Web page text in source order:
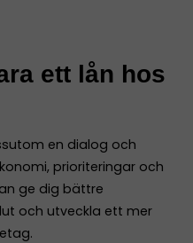
ett lån hos
en dialog och
prioriteringar och
ge dig bättre
och utveckla ett mer